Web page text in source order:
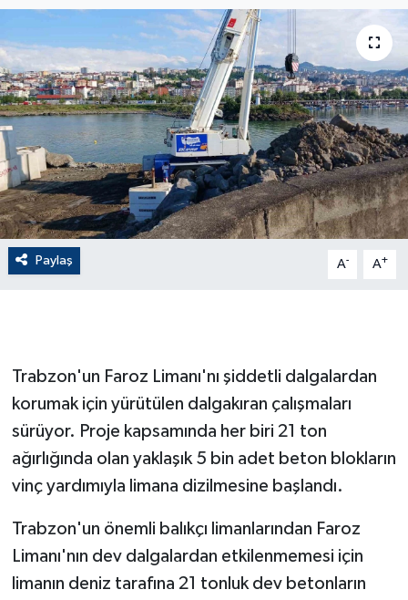
Paylaş A- A+
Trabzon'un Faroz Limanı'nı şiddetli dalgalardan
korumak için yürütülen dalgakıran çalışmaları
sürüyor. Proje kapsamında her biri 21 ton
ağırlığında olan yaklaşık 5 bin adet beton blokların
vinç yardımıyla limana dizilmesine başlandı.
Trabzon'un önemli balıkçı limanlarından Faroz
Limanı'nın dev dalgalardan etkilenmemesi için
limanın deniz tarafına 21 tonluk dev betonların
EĞİTİM
EKONOMİ
English News
Finans
Flaş Haber
GÜNDEM
Güvenlik
HABERDE İNSAN
İNSAN
İş Dünyası